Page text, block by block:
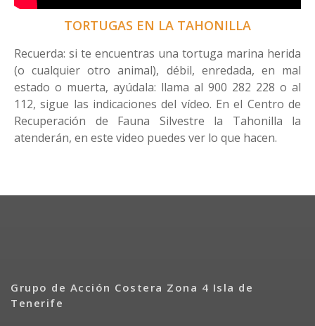
TORTUGAS EN LA TAHONILLA
Recuerda: si te encuentras una tortuga marina herida
(o cualquier otro animal), débil, enredada, en mal
estado o muerta, ayúdala: llama al 900 282 228 o al
112, sigue las indicaciones del vídeo. En el Centro de
Recuperación de Fauna Silvestre la Tahonilla la
atenderán, en este video puedes ver lo que hacen.
Grupo de Acción Costera Zona 4 Isla de
Tenerife